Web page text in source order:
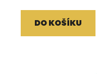
DO KOŠÍKU